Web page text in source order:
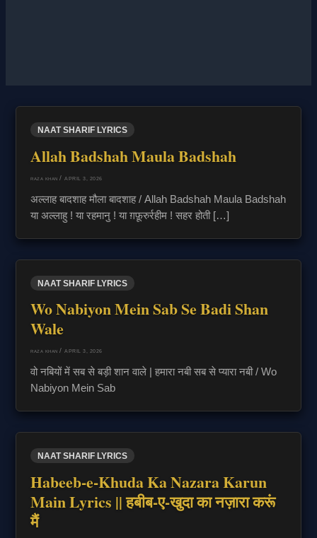
NAAT SHARIF LYRICS
Allah Badshah Maula Badshah
RAZA KHAN/APRIL 3, 2026
अल्लाह बादशाह मौला बादशाह / Allah Badshah Maula Badshah
या अल्लाहु ! या रहमानु ! या ग़फ़ूरुर्रहीम ! सहर होती […]
NAAT SHARIF LYRICS
Wo Nabiyon Mein Sab Se Badi Shan
Wale
RAZA KHAN/APRIL 3, 2026
वो नबियों में सब से बड़ी शान वाले | हमारा नबी सब से प्यारा नबी / Wo
Nabiyon Mein Sab
NAAT SHARIF LYRICS
Habeeb-e-Khuda Ka Nazara Karun
Main Lyrics || हबीब-ए-खुदा का नज़ारा करूं
मैं